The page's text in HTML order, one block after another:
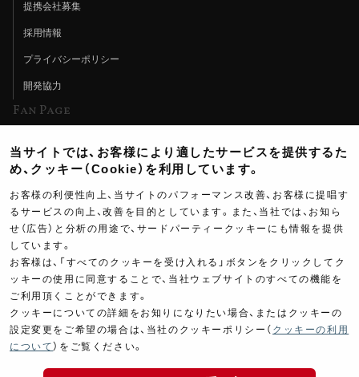
提携会社募集
採用情報
プライバシーポリシー
開発協力
Fan Page
ヨシムラTV
イベント情報
イベントスケジュール
ツーリングブレイクタイム
製品ポスター
当サイトでは、お客様により適したサービスを提供するた
め、クッキー（Cookie）を利用しています。
お客様の利便性向上、当サイトのパフォーマンス改善、お客様に提唱す
るサービスの向上、改善を目的としています。また、当社では、お知ら
せ（広告）と分析の用途で、サードパーティークッキーにも情報を提供
しています。
お客様は、「すべてのクッキーを受け入れる」ボタンをクリックしてク
ッキーの使用に同意することで、当社ウェブサイトのすべての機能を
ご利用頂くことができます。
クッキーについての詳細をお知りになりたい場合、またはクッキーの
設定変更をご希望の場合は、当社のクッキーポリシー（ クッキーの利用
について ）をご覧ください。